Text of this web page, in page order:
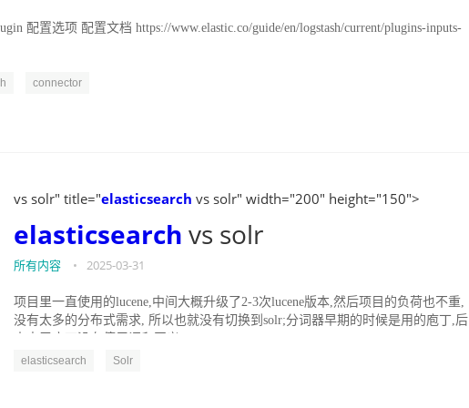
配置选项 配置文档 https://www.elastic.co/guide/en/logstash/current/plugins-inputs-
connector
vs solr" title="elasticsearch vs solr" width="200" height="150">
elasticsearch vs solr
所有内容 • 2025-03-31
项目里一直使用的lucene,中间大概升级了2-3次lucene版本,然后项目的负荷也不重,
没有太多的分布式需求, 所以也就没有切换到solr;分词器早期的时候是用的庖丁,后
elasticsearch Solr